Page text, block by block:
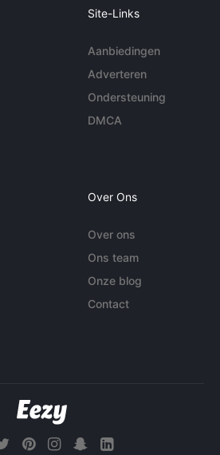
Site-Links
Aanbiedingen
Adverteren
Ondersteuning
DMCA
Over Ons
Over ons
Ons team
Onze blog
Contact